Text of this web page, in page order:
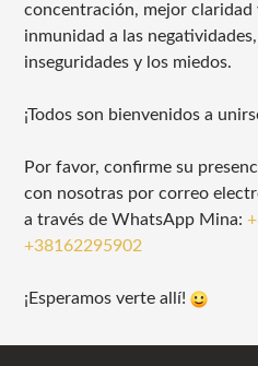
concentración, mejor claridad
inmunidad a las
inseguridades y los miedos.
¡Todos son bienvenidos a
Por favor, confirme su
con nosotras por correo
a través de WhatsApp Mina:
+38162295902
¡Esperamos verte allí!